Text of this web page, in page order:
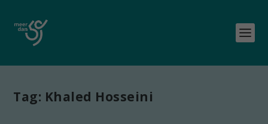
Tag: Khaled Hosseini